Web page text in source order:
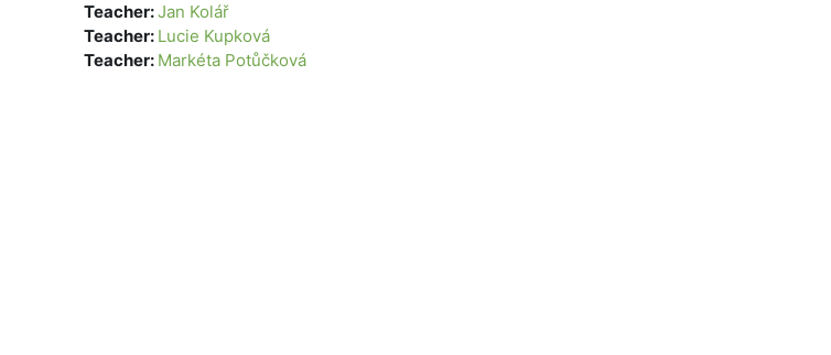
Teacher:Jan Kolář
Teacher: Lucie Kupková
Teacher: Markéta Potůčková